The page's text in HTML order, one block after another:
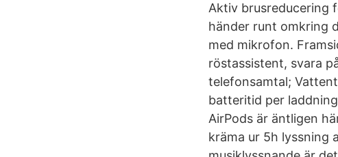
Aktiv brusreducering
händer runt omkring
med mikrofon.
röstassistent, svara
telefonsamtal;
batteritid per
AirPods är äntligen
kräma ur 5h lyssning